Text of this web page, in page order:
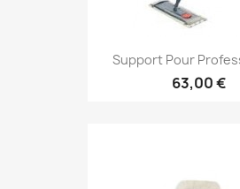
Support Pour
63,00 €